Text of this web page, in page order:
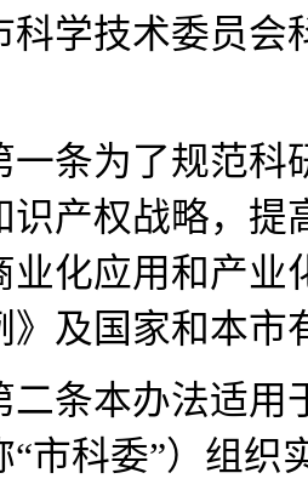
科学技术委员会
为了规范科
识产权战略，提
业化应用和产业
》及国家和本市
本办法适用
“市科委”）组织